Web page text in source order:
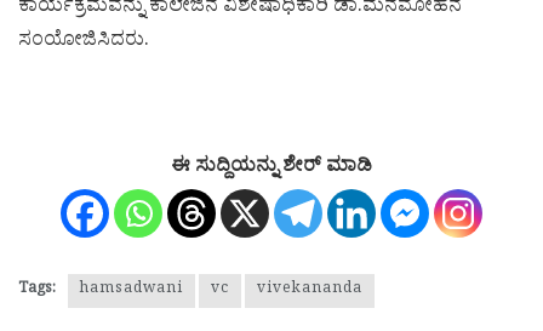
ಕಾರ್ಯಕ್ರಮವನ್ನು ಕಾಲೇಜಿನ ವಿಶೇಷಾಧಿಕಾರಿ ಡಾ.ಮನಮೋಹನ
ಸಂಯೋಜಿಸಿದರು.
ಈ ಸುದ್ದಿಯನ್ನು ಶೇರ್ ಮಾಡಿ
Tags: hamsadwani vc vivekananda